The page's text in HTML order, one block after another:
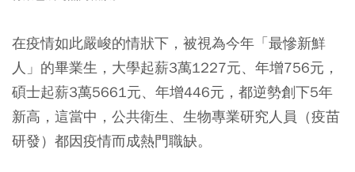
在疫情如此嚴峻的情狀下，被視為今年「最慘新鮮
人」的畢業生 ，大學起薪3萬1227元、年增756元，
碩士起薪3萬5661元、年增446元，都逆勢創下5年
新高，這當中，公共衛生、生物專業研究人員（疫苗
研發）都因疫情而成熱門職缺。